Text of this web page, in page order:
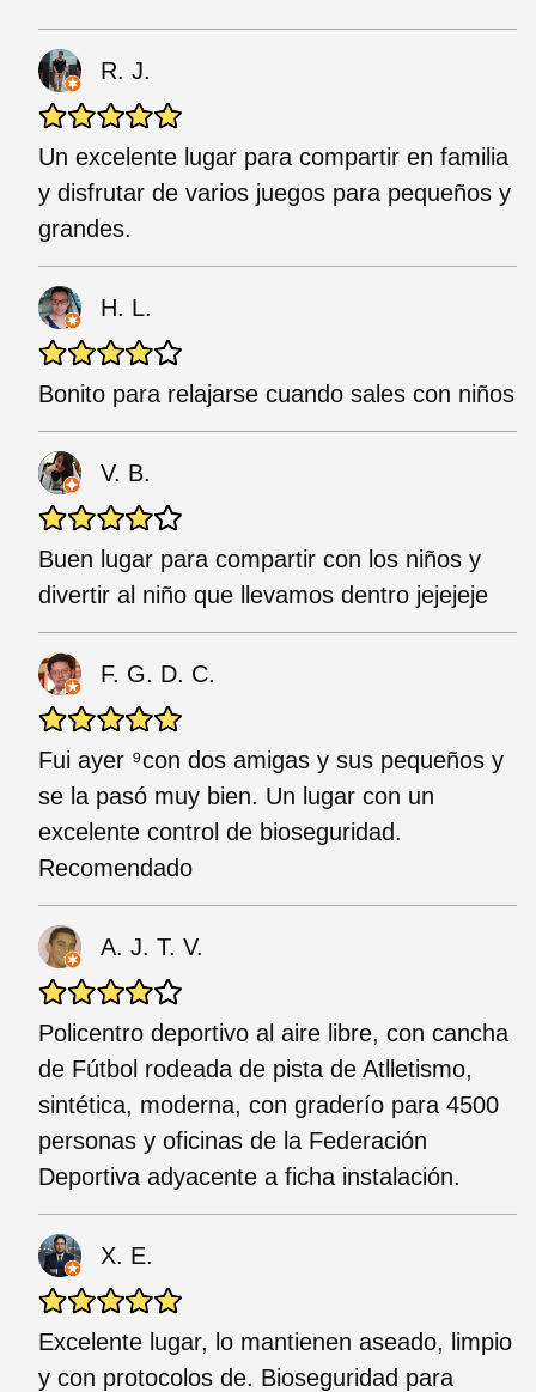
R. J.
Un excelente lugar para compartir en familia
y disfrutar de varios juegos para pequeños y
grandes.
H. L.
Bonito para relajarse cuando sales con niños
V. B.
Buen lugar para compartir con los niños y
divertir al niño que llevamos dentro jejejeje
F. G. D. C.
Fui ayer ⁹con dos amigas y sus pequeños y
se la pasó muy bien. Un lugar con un
excelente control de bioseguridad.
Recomendado
A. J. T. V.
Policentro deportivo al aire libre, con cancha
de Fútbol rodeada de pista de Atlletismo,
sintética, moderna, con graderío para 4500
personas y oficinas de la Federación
Deportiva adyacente a ficha instalación.
X. E.
Excelente lugar, lo mantienen aseado, limpio
y con protocolos de. Bioseguridad para